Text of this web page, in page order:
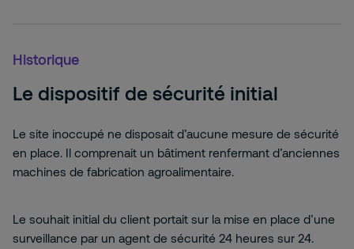
Historique
Le dispositif de sécurité initial
Le site inoccupé ne disposait d’aucune mesure de sécurité
en place. Il comprenait un bâtiment renfermant d’anciennes
machines de fabrication agroalimentaire.
Le souhait initial du client portait sur la mise en place d’une
surveillance par un agent de sécurité 24 heures sur 24.